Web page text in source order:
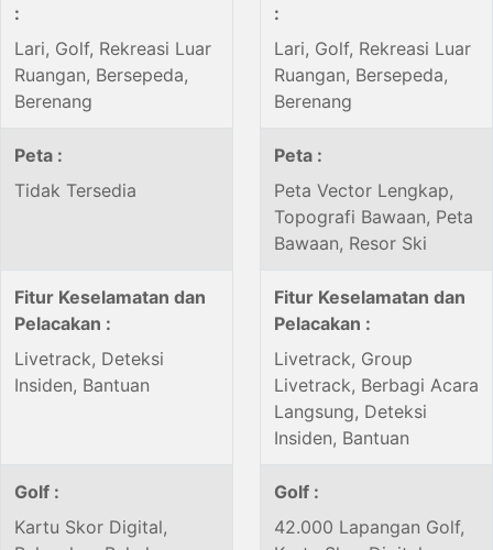
:
Lari, Golf, Rekreasi Luar
Ruangan, Bersepeda,
Berenang
:
Lari, Golf, Rekreasi Luar
Ruangan, Bersepeda,
Berenang
Peta :
Tidak Tersedia
Peta :
Peta Vector Lengkap,
Topografi Bawaan, Peta
Bawaan, Resor Ski
Fitur Keselamatan dan
Pelacakan :
Livetrack, Deteksi
Insiden, Bantuan
Fitur Keselamatan dan
Pelacakan :
Livetrack, Group
Livetrack, Berbagi Acara
Langsung, Deteksi
Insiden, Bantuan
Golf :
Kartu Skor Digital,
Golf :
42.000 Lapangan Golf,